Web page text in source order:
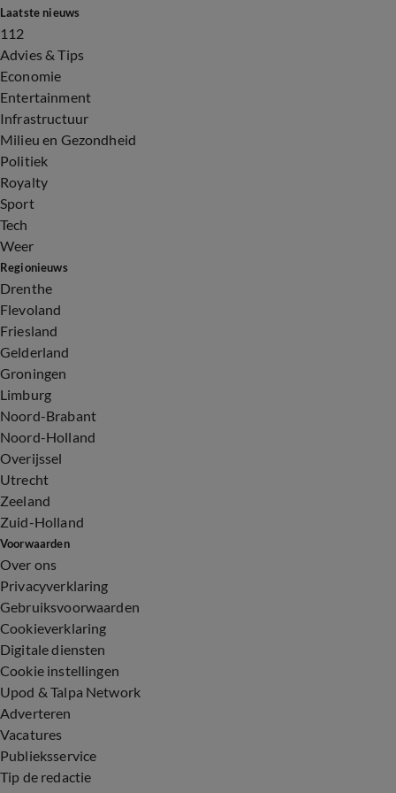
Laatste nieuws
112
Advies & Tips
Economie
Entertainment
Infrastructuur
Milieu en Gezondheid
Politiek
Royalty
Sport
Tech
Weer
Regionieuws
Drenthe
Flevoland
Friesland
Gelderland
Groningen
Limburg
Noord-Brabant
Noord-Holland
Overijssel
Utrecht
Zeeland
Zuid-Holland
Voorwaarden
Over ons
Privacyverklaring
Gebruiksvoorwaarden
Cookieverklaring
Digitale diensten
Cookie instellingen
Upod & Talpa Network
Adverteren
Vacatures
Publieksservice
Tip de redactie